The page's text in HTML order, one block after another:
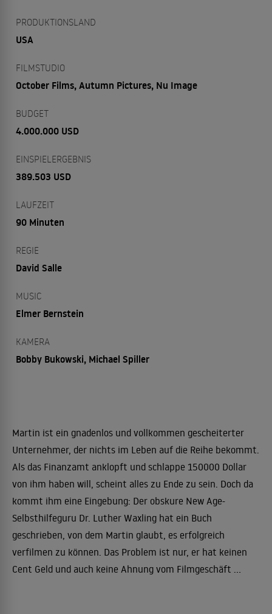
PRODUKTIONSLAND
USA
FILMSTUDIO
October Films, Autumn Pictures, Nu Image
BUDGET
4.000.000 USD
EINSPIELERGEBNIS
389.503 USD
LAUFZEIT
90 Minuten
REGIE
David Salle
MUSIC
Elmer Bernstein
KAMERA
Bobby Bukowski, Michael Spiller
Martin ist ein gnadenlos und vollkommen gescheiterter
Unternehmer, der nichts im Leben auf die Reihe bekommt.
Als das Finanzamt anklopft und schlappe 150000 Dollar
von ihm haben will, scheint alles zu Ende zu sein. Doch da
kommt ihm eine Eingebung: Der obskure New Age-
Selbsthilfeguru Dr. Luther Waxling hat ein Buch
geschrieben, von dem Martin glaubt, es erfolgreich
verfilmen zu können. Das Problem ist nur, er hat keinen
Cent Geld und auch keine Ahnung vom Filmgeschäft ...